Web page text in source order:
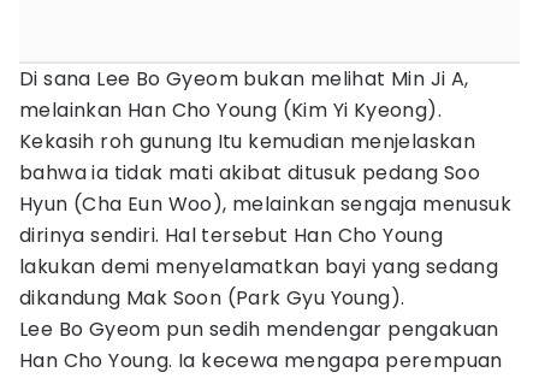
Di sana Lee Bo Gyeom bukan melihat Min Ji A,
melainkan Han Cho Young (Kim Yi Kyeong).
Kekasih roh gunung Itu kemudian menjelaskan
bahwa ia tidak mati akibat ditusuk pedang Soo
Hyun (Cha Eun Woo), melainkan sengaja menusuk
dirinya sendiri. Hal tersebut Han Cho Young
lakukan demi menyelamatkan bayi yang sedang
dikandung Mak Soon (Park Gyu Young).
Lee Bo Gyeom pun sedih mendengar pengakuan
Han Cho Young. Ia kecewa mengapa perempuan